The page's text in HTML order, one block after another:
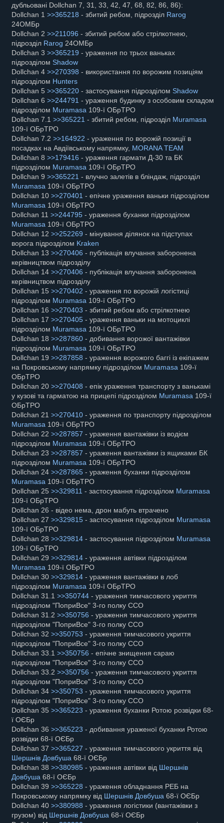
дубльовані Dollchan 7, 31, 33, 42, 47, 68, 82, 86, 86):
Dollchan 1 >>365218 - збитий ребом, підрозділ Rarog
24ОМБр
Dollchan 2 >>211096 - збитий ребом або стрілкотнею,
підрозділ Rarog 24ОМБр
Dollchan 3 >>365219 - ураження по трьох ваньках
підрозділом Shadow
Dollchan 4 >>270398 - використання по ворожим позиціям
підрозділом Hunters
Dollchan 5 >>365220 - застосування підрозділом Shadow
Dollchan 6 >>244791 - ураження будинку з особовим складом
підрозділом Muramasa 109-ї ОБрТРО
Dollchan 7.1 >>365221 - збитий ребом, підрозділ Muramasa
109-ї ОБрТРО
Dollchan 7.2 >>164922 - ураження по ворожій позиції в
посадках на Авдіївському напрямку, MORANA TEAM
Dollchan 8 >>179416 - ураження гармати Д-30 та БК
підрозділом Muramasa 109-ї ОБрТРО
Dollchan 9 >>365221 - влучно залетів в бліндаж, підрозділ
Muramasa 109-ї ОБрТРО
Dollchan 10 >>270401 - епічне ураження ваньки підрозділом
Muramasa 109-ї ОБрТРО
Dollchan 11 >>244795 - ураження буханки підрозділом
Muramasa 109-ї ОБрТРО
Dollchan 12 >>252269 - мінування ділянок на підступах
ворога підрозділом Kraken
Dollchan 13 >>270406 - публікація влучання заборонена
керівництвом підрозділу
Dollchan 14 >>270406 - публікація влучання заборонена
керівництвом підрозділу
Dollchan 15 >>270402 - ураження по ворожій логістиці
підрозділом Muramasa 109-ї ОБрТРО
Dollchan 16 >>270403 - збитий ребом або стрілкотнею
Dollchan 17 >>270405 - ураження ваньки на мотоциклі
підрозділом Muramasa 109-ї ОБрТРО
Dollchan 18 >>287860 - добивання ворожої вантажівки
підрозділом Muramasa 109-ї ОБрТРО
Dollchan 19 >>287858 - ураження ворожого баггі із екіпажем
на Покровському напрямку підрозділом Muramasa 109-ї
ОБрТРО
Dollchan 20 >>270408 - епік ураження транспорту з ванькамі
у кузові та гарматою на прицепі підрозділом Muramasa 109-ї
ОБрТРО
Dollchan 21 >>270410 - ураження по транспорту підрозділом
Muramasa 109-ї ОБрТРО
Dollchan 22 >>287857 - ураження вантажівки із водієм
підрозділом Muramasa 109-ї ОБрТРО
Dollchan 23 >>287857 - ураження вантажівки із ящиками БК
підрозділом Muramasa 109-ї ОБрТРО
Dollchan 24 >>287865 - ураження буханки підрозділом
Muramasa 109-ї ОБрТРО
Dollchan 25 >>329811 - застосування підрозділом Muramasa
109-ї ОБрТРО
Dollchan 26 - відео нема, дрон мабуть втрачено
Dollchan 27 >>329815 - застосування підрозділом Muramasa
109-ї ОБрТРО
Dollchan 28 >>329814 - застосування підрозділом Muramasa
109-ї ОБрТРО
Dollchan 29 >>329814 - ураження автівки підрозділом
Muramasa 109-ї ОБрТРО
Dollchan 30 >>329814 - ураження вантажівки в лоб
підрозділом Muramasa 109-ї ОБрТРО
Dollchan 31.1 >>350744 - ураження тимчасового укриття
підрозділом "ПоприВсе" 3-го полку ССО
Dollchan 31.2 >>350756 - ураження тимчасового укриття
підрозділом "ПоприВсе" 3-го полку ССО
Dollchan 32 >>350753 - ураження тимчасового укриття
підрозділом "ПоприВсе" 3-го полку ССО
Dollchan 33.1 >>350756 - епічне знищення сараю
підрозділом "ПоприВсе" 3-го полку ССО
Dollchan 33.2 >>350756 - ураження тимчасового укриття
підрозділом "ПоприВсе" 3-го полку ССО
Dollchan 34 >>350753 - ураження тимчасового укриття
підрозділом "ПоприВсе" 3-го полку ССО
Dollchan 35 >>365223 - ураження буханки Ротою розвідки 68-
ї ОЄБр
Dollchan 36 >>365223 - добивання ураженої буханки Ротою
розвідки 68-ї ОЄБр
Dollchan 37 >>365227 - ураження тимчасового укриття від
Шершнів Довбуша 68-ї ОЄБр
Dollchan 38 >>380985 - ураження автівки від Шершнів
Довбуша 68-ї ОЄБр
Dollchan 39 >>365228 - ураження обладнання РЕБ на
Покровському напрямку від Шершнів Довбуша 68-ї ОЄБр
Dollchan 40 >>380988 - ураження логістики (вантажівки з
грузом) від Шершнів Довбуша 68-ї ОЄБр